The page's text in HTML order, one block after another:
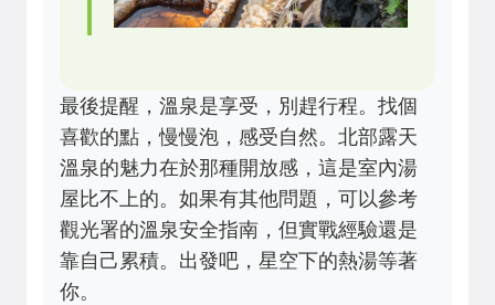
最後提醒，溫泉是享受，別趕行程。找個
喜歡的點，慢慢泡，感受自然。北部露天
溫泉的魅力在於那種開放感，這是室內湯
屋比不上的。如果有其他問題，可以參考
觀光署的溫泉安全指南，但實戰經驗還是
靠自己累積。出發吧，星空下的熱湯等著
你。